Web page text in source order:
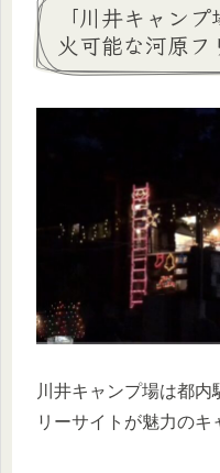
「川井キャン
火可能な河原
川井キャンプ場は都
リーサイトが魅力のキ